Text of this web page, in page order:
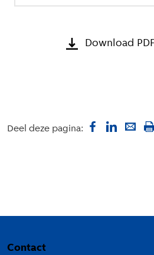
Download
Deel deze pagina:
Contact